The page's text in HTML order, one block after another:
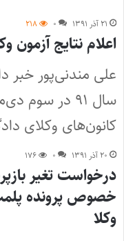
۲۱ آذر ۱۳۹۱ ۰ ۲۱۸
اعلام نتایج آزمون وکالت سال
علی مندنی‌پور خبر
سال ۹۱ در
کانون‌های وکلای
۲۰ آذر ۱۳۹۱ ۰ ۱۷۶
درخواست تغیر
خصوص پرونده
وکلا